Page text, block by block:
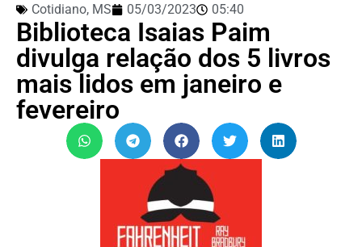
Cotidiano, MS 05/03/2023 05:40
Biblioteca Isaias Paim
divulga relação dos 5 livros
mais lidos em janeiro e
fevereiro